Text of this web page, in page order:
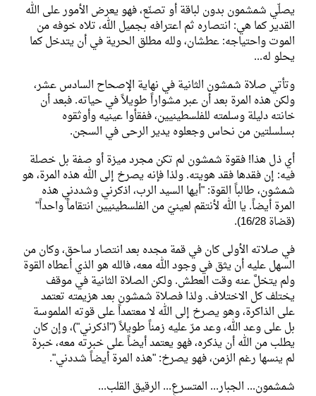
يصلّي شمشمون بدون لباقة أو تصنّع، فهو يعرض الأمور على الله
القدير كما هي: انتصاره ثم اعترافه بجميل الله، تلاه خوفه من
الموت واحتياجه: عطشان، ولله مطلق الحرية في أن يتدخل كما
يحلو له...
وتأتي صلاة شمشون الثانية في نهاية الإصحاح السادس عشر،
ولكن هذه المرة بعد أن عبر مشواراً طويلاً في حياته. فبعد أن
خانته دليلة وسلمته للفلسطينيين، ففقأوا عينيه وأوثقوه
بسلسلتين من نحاس وجعلوه يدير الرحى في السجن.
أي ذل هذا! فقوة شمشون لم تكن مجرد ميزة أو صفة بل خصلة
فيه: إن فقدها فقد هويته. ولذا فإنه يصرخ إلى الله هذه المرة، هو
شمشون، طالباً القوة: "أيها السيد الرب، اذكرني وشددني هذه
المرة أيضاً. يا الله لأنتقم لعينيّ من الفلسطينيين انتقاماً واحداً"
(قضاة 16/28).
في صلاته الأولى كان في قمة مجده بعد انتصار ساحق، وكان من
السهل عليه أن يثق في وجود الله معه، فالله هو الذي أعطاه القوة
ولم يتخلَّ عنه وقت العطش. ولكن الصلاة الثانية في موقف
يختلف كل الاختلاف. ولذا فصلاة شمشون بعد هزيمته تعتمد
على الذاكرة، وهو يصرخ إلى الله لا معتمداً على قوته الملموسة
بل على وعد الله، وعد مرّ عليه زمناً طويلاً ("اذكرني")، وإن كان
يطلب من الله أن يذكره، فهو يعتمد أيضاً على خبرته معه، خبرة
لم ينسها رغم الزمن، فهو يصرخ: "هذه المرة أيضاً شددني".
شمشمون... الجبار... المتسرع... الرقيق القلب...